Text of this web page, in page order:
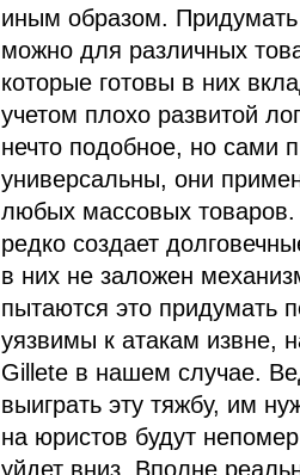
иным образом.
можно для различных
которые готовы в них
учетом плохо развитой
нечто подобное, но сами
универсальны, они
любых массовых
редко создает
в них не заложен
пытаются это придумать
уязвимы к атакам извне,
Gillete в нашем случае.
выиграть эту тяжбу, им
на юристов будут
уйдет вниз. Вполне